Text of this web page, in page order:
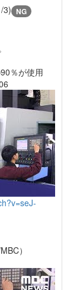
3) NG
％が使用
）